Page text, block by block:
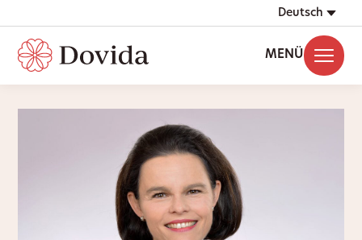
Deutsch
MENÜ